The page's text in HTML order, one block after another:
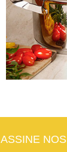
ASSINE